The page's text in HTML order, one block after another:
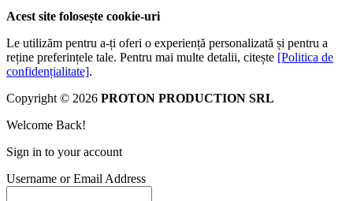
Acest site folosește cookie-uri
Le utilizăm pentru a-ți oferi o experiență personalizată și pentru a
reține preferințele tale. Pentru mai multe detalii, citește [Politica de
confidențialitate].
Copyright © 2026 PROTON PRODUCTION SRL
Welcome Back!
Sign in to your account
Username or Email Address